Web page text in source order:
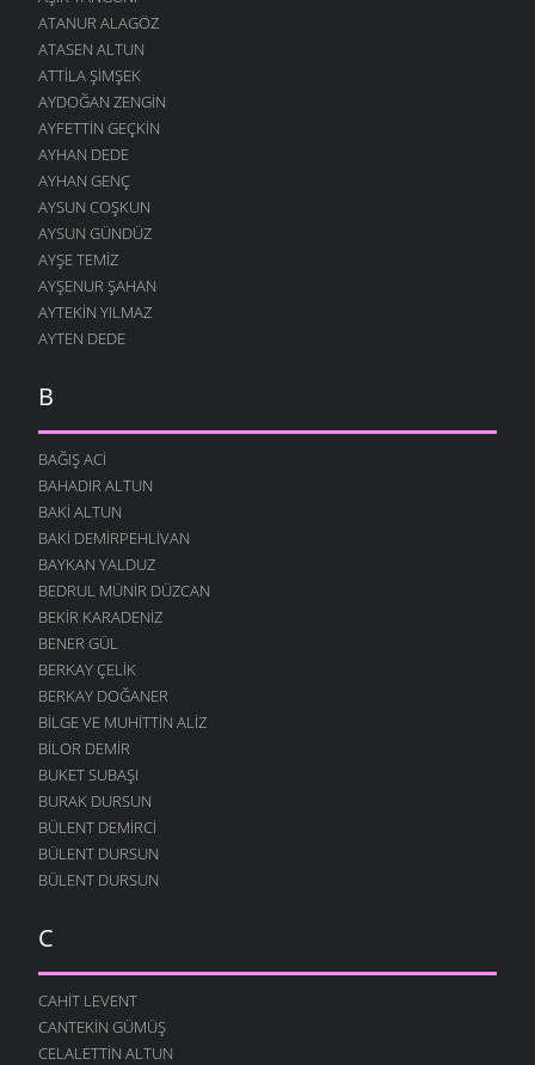
ATANUR ALAGÖZ
ATASEN ALTUN
ATTILA ŞIMŞEK
AYDOĞAN ZENGIN
AYFETTIN GEÇKIN
AYHAN DEDE
AYHAN GENÇ
AYSUN COŞKUN
AYSUN GÜNDÜZ
AYŞE TEMIZ
AYŞENUR ŞAHAN
AYTEKIN YILMAZ
AYTEN DEDE
B
BAĞIŞ ACI
BAHADIR ALTUN
BAKI ALTUN
BAKI DEMIRPEHLIVAN
BAYKAN YALDUZ
BEDRUL MÜNIR DÜZCAN
BEKIR KARADENIZ
BENER GÜL
BERKAY ÇELIK
BERKAY DOĞANER
BILGE VE MUHITTIN ALIZ
BILOR DEMIR
BUKET SUBAŞI
BURAK DURSUN
BÜLENT DEMIRCI
BÜLENT DURSUN
BÜLENT DURSUN
C
CAHIT LEVENT
CANTEKIN GÜMÜŞ
CELALETTIN ALTUN